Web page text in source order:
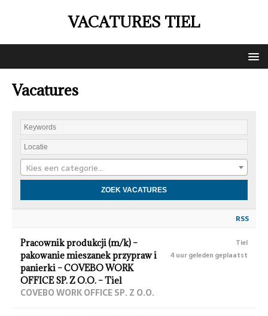
VACATURES TIEL
Vacatures
Kies een categorie…
RSS
Pracownik produkcji (m/k) –
pakowanie mieszanek przypraw i
panierki – COVEBO WORK
OFFICE SP. Z O.O. – Tiel
COVEBO WORK OFFICE SP. Z O.O.
Tiel
4 uur geleden geplaatst